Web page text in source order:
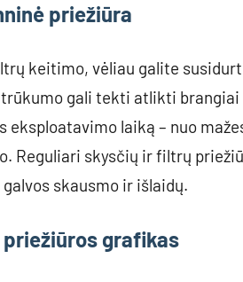
priežiūra
keitimo, vėliau galite
gali tekti atlikti
laiką – nuo
Reguliari skysčių ir filtrų
skausmo ir išlaidų.
grafikas